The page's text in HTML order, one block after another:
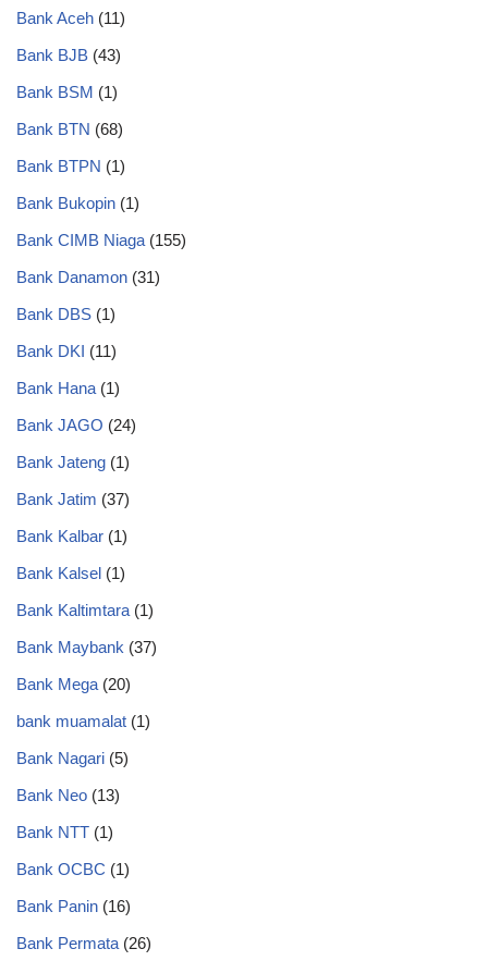
Bank Aceh (11)
Bank BJB (43)
Bank BSM (1)
Bank BTN (68)
Bank BTPN (1)
Bank Bukopin (1)
Bank CIMB Niaga (155)
Bank Danamon (31)
Bank DBS (1)
Bank DKI (11)
Bank Hana (1)
Bank JAGO (24)
Bank Jateng (1)
Bank Jatim (37)
Bank Kalbar (1)
Bank Kalsel (1)
Bank Kaltimtara (1)
Bank Maybank (37)
Bank Mega (20)
bank muamalat (1)
Bank Nagari (5)
Bank Neo (13)
Bank NTT (1)
Bank OCBC (1)
Bank Panin (16)
Bank Permata (26)